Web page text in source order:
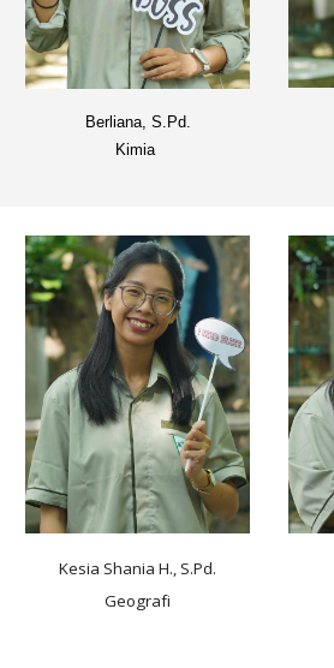
Berliana, S.Pd.
Kimia
Kesia Shania H., S.Pd.
Geografi